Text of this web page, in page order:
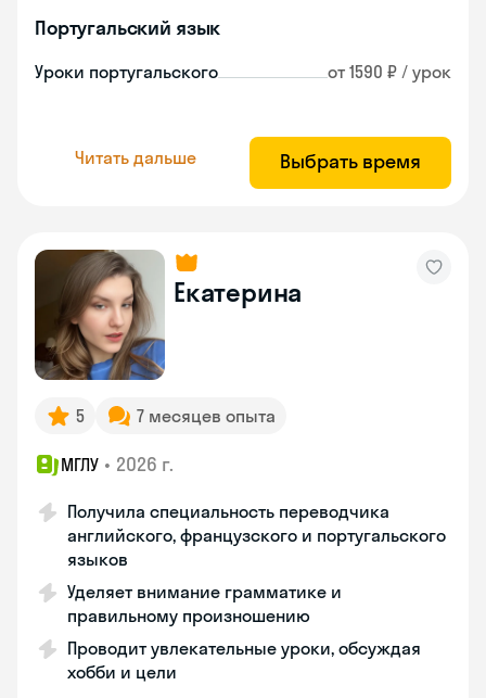
Португальский язык
Уроки португальского от 1590 ₽ / урок
Читать дальше Выбрать время
Екатерина
5 7 месяцев опыта
МГЛУ • 2026 г.
Получила специальность переводчика
английского, французского и португальского
языков
Уделяет внимание грамматике и
правильному произношению
Проводит увлекательные уроки, обсуждая
хобби и цели